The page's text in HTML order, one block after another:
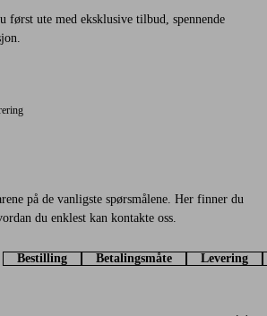
først ute med eksklusive tilbud, spennende
på de vanligste spørsmålene. Her finner du
du enklest kan kontakte oss.
Bestilling Betalingsmåte Levering